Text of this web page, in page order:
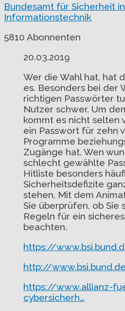
Bundesamt für Sicherheit
Informationstechnik
5810 Abonnenten
20.03.2019
Wer die Wahl hat, hat
es. Besonders bei der
richtigen Passwörter
Nutzer schwer. Um
kommt es nicht selten
ein Passwort für zehn
Programme
Zugänge hat. Wen
schlecht gewählte
Hitliste besonders
Sicherheitsdefizite
stehen. Mit dem
Sie überprüfen, ob Sie
Regeln für ein
beachten.
https://
http://
https://www.allianz-
cybersicherh…